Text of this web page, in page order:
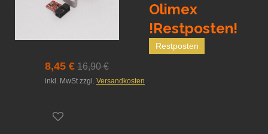
Olimex
!Restposten!
Restposten
8,45 € 16,90 €
inkl. MwSt zzgl. Versandkosten